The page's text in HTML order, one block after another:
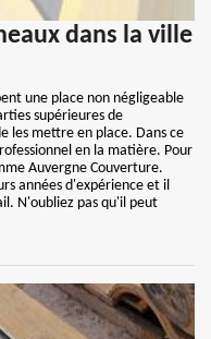
dans la ville
une place non négligeable
supérieures de
les mettre en place. Dans ce
en la matière. Pour
Auvergne Couverture.
années d'expérience et il
N'oubliez pas qu'il peut